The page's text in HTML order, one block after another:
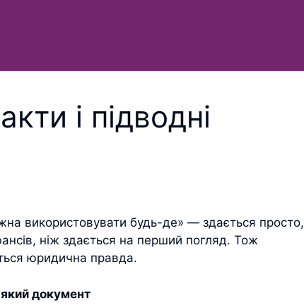
і підводні
використовувати будь-де» — здається просто,
ніж здається на перший погляд. Тож
юридична правда.
документ